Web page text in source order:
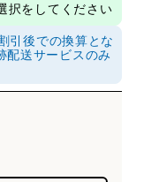
択をしてください
引後での換算とな
配送サービスのみ